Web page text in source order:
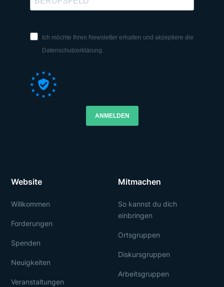
Ich möchte Ihren Newsletter erhalten und akzeptiere die
Datenschutzerklärung.
ANMELDEN
Website
Willkommen
Forderungen
Spenden
Neuigkeiten
Veranstaltungen
Mitmachen
So kannst du dich
einbringen
Ortsgruppen
Diskursgruppen
Arbeitsgruppen